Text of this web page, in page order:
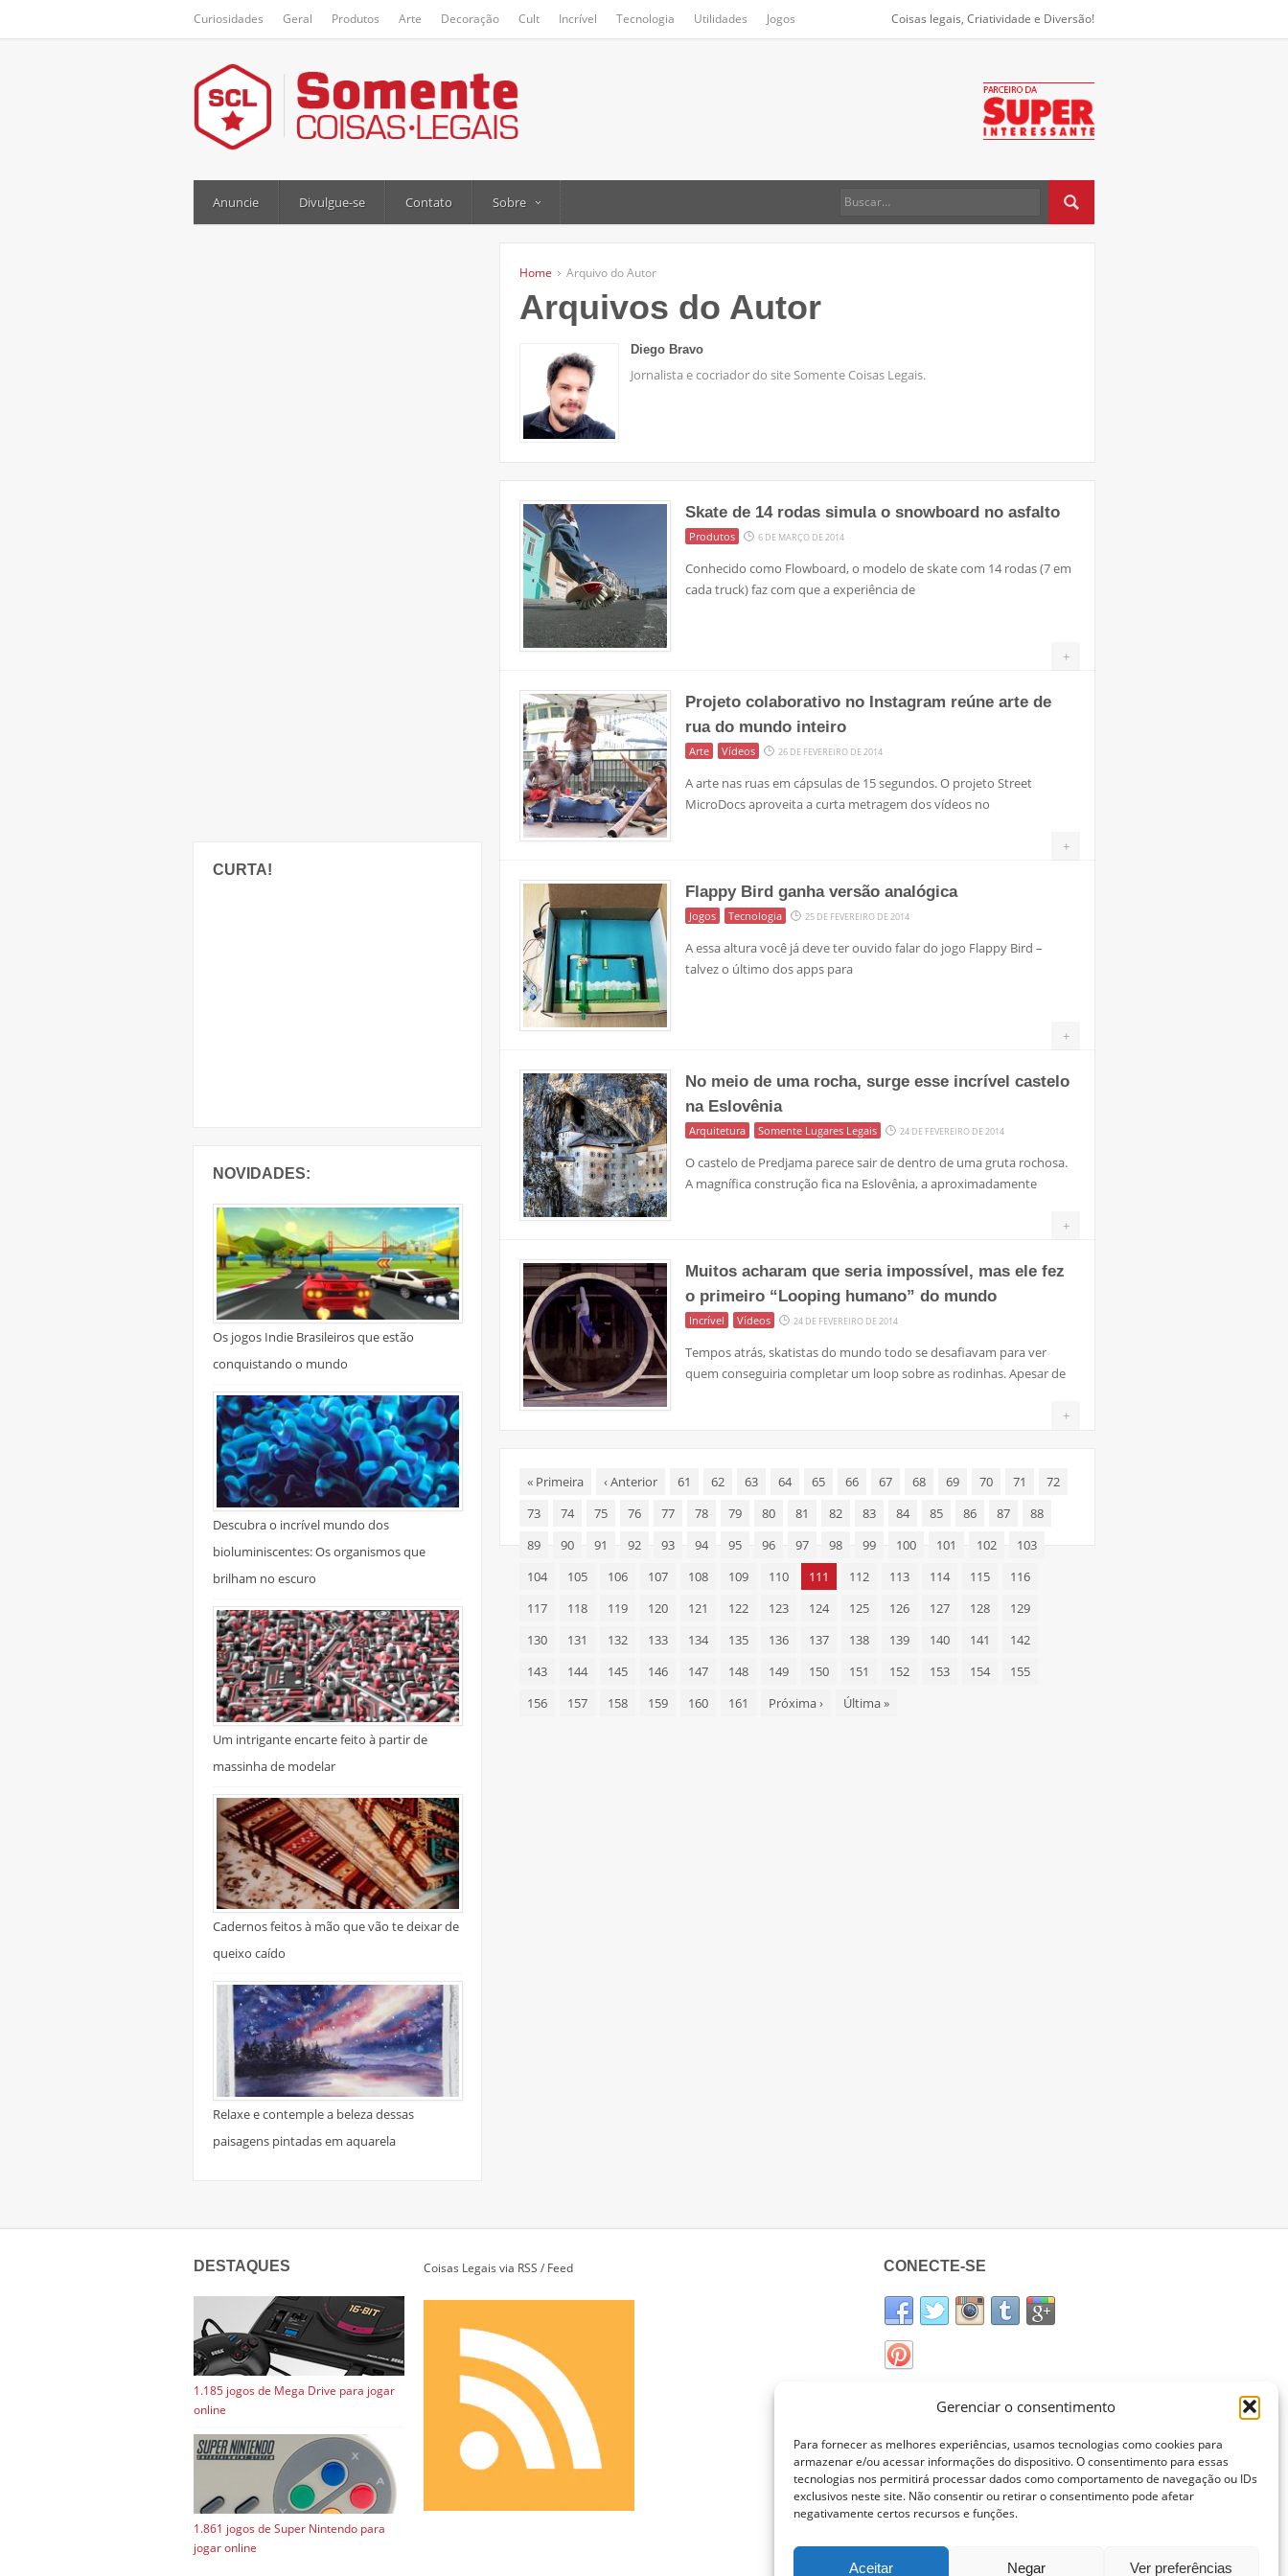
Gerenciar o consentimento
Para fornecer as melhores experiências, usamos tecnologias como cookies para
armazenar e/ou acessar informações do dispositivo. O consentimento para essas
tecnologias nos permitirá processar dados como comportamento de navegação ou IDs
exclusivos neste site. Não consentir ou retirar o consentimento pode afetar
negativamente certos recursos e funções.
Aceitar Negar Ver preferências
Curiosidades Geral Produtos Arte Decoração Cult Incrível Tecnologia Utilidades Jogos Coisas legais, Criatividade e Diversão!
Anuncie Divulgue-se Contato Sobre
CURTA!
NOVIDADES:
Os jogos Indie Brasileiros que estão
conquistando o mundo
Descubra o incrível mundo dos
bioluminiscentes: Os organismos que
brilham no escuro
Um intrigante encarte feito à partir de
massinha de modelar
Cadernos feitos à mão que vão te deixar de
queixo caído
Relaxe e contemple a beleza dessas
paisagens pintadas em aquarela
Home Arquivo do Autor
Arquivos do Autor
Diego Bravo
Jornalista e cocriador do site Somente Coisas Legais.
Skate de 14 rodas simula o snowboard no asfalto
Produtos 6 DE MARÇO DE 2014
Conhecido como Flowboard, o modelo de skate com 14 rodas (7 em
cada truck) faz com que a experiência de
+
Projeto colaborativo no Instagram reúne arte de
rua do mundo inteiro
Arte Vídeos 26 DE FEVEREIRO DE 2014
A arte nas ruas em cápsulas de 15 segundos. O projeto Street
MicroDocs aproveita a curta metragem dos vídeos no
+
Flappy Bird ganha versão analógica
Jogos Tecnologia 25 DE FEVEREIRO DE 2014
A essa altura você já deve ter ouvido falar do jogo Flappy Bird –
talvez o último dos apps para
+
No meio de uma rocha, surge esse incrível castelo
na Eslovênia
Arquitetura Somente Lugares Legais 24 DE FEVEREIRO DE 2014
O castelo de Predjama parece sair de dentro de uma gruta rochosa.
A magnífica construção fica na Eslovênia, a aproximadamente
+
Muitos acharam que seria impossível, mas ele fez
o primeiro “Looping humano” do mundo
Incrível Vídeos 24 DE FEVEREIRO DE 2014
Tempos atrás, skatistas do mundo todo se desafiavam para ver
quem conseguiria completar um loop sobre as rodinhas. Apesar de
+
« Primeira ‹Anterior 61 62 63 64 65 66 67 68 69 70 71
72
73
74 75 76 77 78 79 80 81 82 83 84 85 86 87
88
89
90 91 92 93 94 95 96 97 98 99 100 101 102
103
104
105 106 107 108 109 110 111 112 113 114 115
116
117
118 119 120 121 122 123 124 125 126 127 128
129
130
131 132 133 134 135 136 137 138 139 140 141
142
143
144 145 146 147 148 149 150 151 152 153 154
155
156
157 158 159 160 161 Próxima› Última»
DESTAQUES
1.185 jogos de Mega Drive para jogar
online
1.861 jogos de Super Nintendo para
jogar online
Coisas Legais via RSS / Feed CONECTE-SE